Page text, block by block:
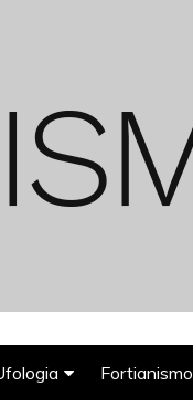
Fortianismo